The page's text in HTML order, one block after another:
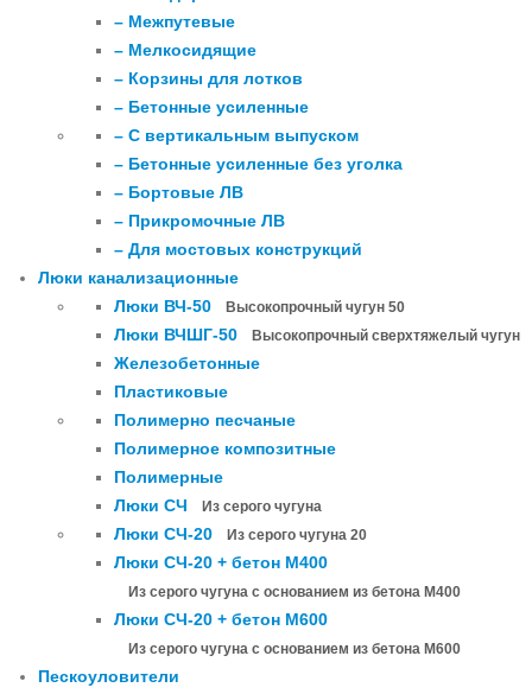
– Межпутевые
– Мелкосидящие
– Корзины для лотков
– Бетонные усиленные
– С вертикальным выпуском
– Бетонные усиленные без уголка
– Бортовые ЛВ
– Прикромочные ЛВ
– Для мостовых конструкций
Люки канализационные
Люки ВЧ-50
Высокопрочный чугун 50
Люки ВЧШГ-50 Высокопрочный сверхтяжелый чугун
Железобетонные
Пластиковые
Полимерно песчаные
Полимерное композитные
Полимерные
Люки СЧ
Из серого чугуна
Люки СЧ-20 Из серого чугуна 20
Люки СЧ-20 + бетон М400
Из серого чугуна с основанием из бетона М400
Люки СЧ-20 + бетон М600
Из серого чугуна с основанием из бетона М600
Пескоуловители